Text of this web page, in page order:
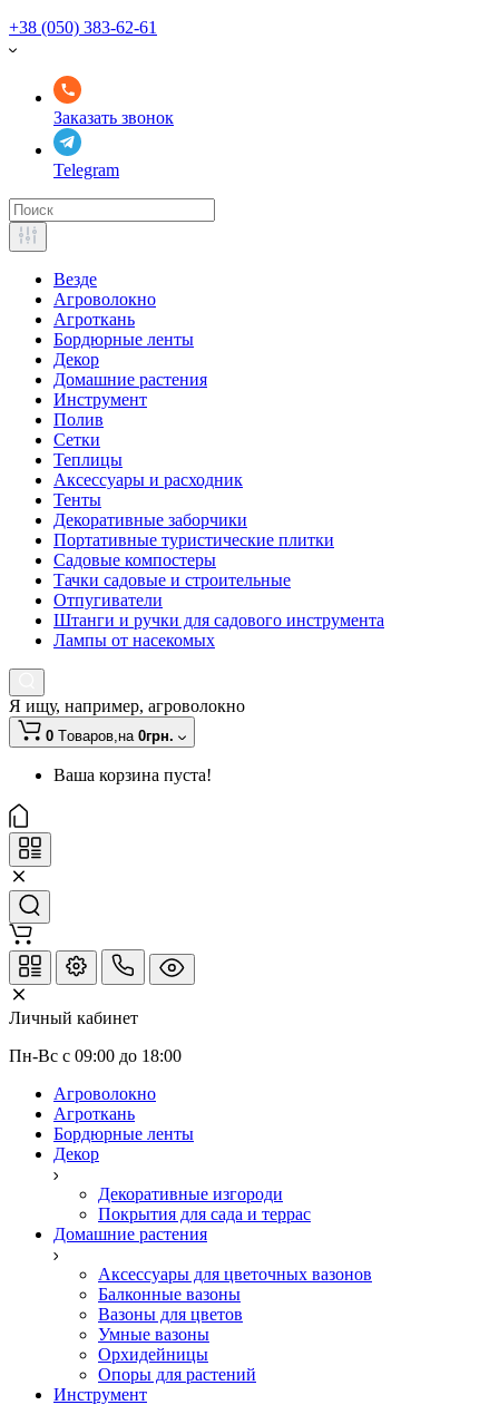
+38 (050) 383-62-61
Заказать звонок
Telegram
Везде
Агроволокно
Агроткань
Бордюрные ленты
Декор
Домашние растения
Инструмент
Полив
Сетки
Теплицы
Аксессуары и расходник
Тенты
Декоративные заборчики
Портативные туристические плитки
Садовые компостеры
Тачки садовые и строительные
Отпугиватели
Штанги и ручки для садового инструмента
Лампы от насекомых
Я ищу, например, агроволокно
0 Tоваров,на 0грн.
Ваша корзина пуста!
Личный кабинет
Пн-Вс с 09:00 до 18:00
Агроволокно
Агроткань
Бордюрные ленты
Декор
Декоративные изгороди
Покрытия для сада и террас
Домашние растения
Аксессуары для цветочных вазонов
Балконные вазоны
Вазоны для цветов
Умные вазоны
Орхидейницы
Опоры для растений
Инструмент